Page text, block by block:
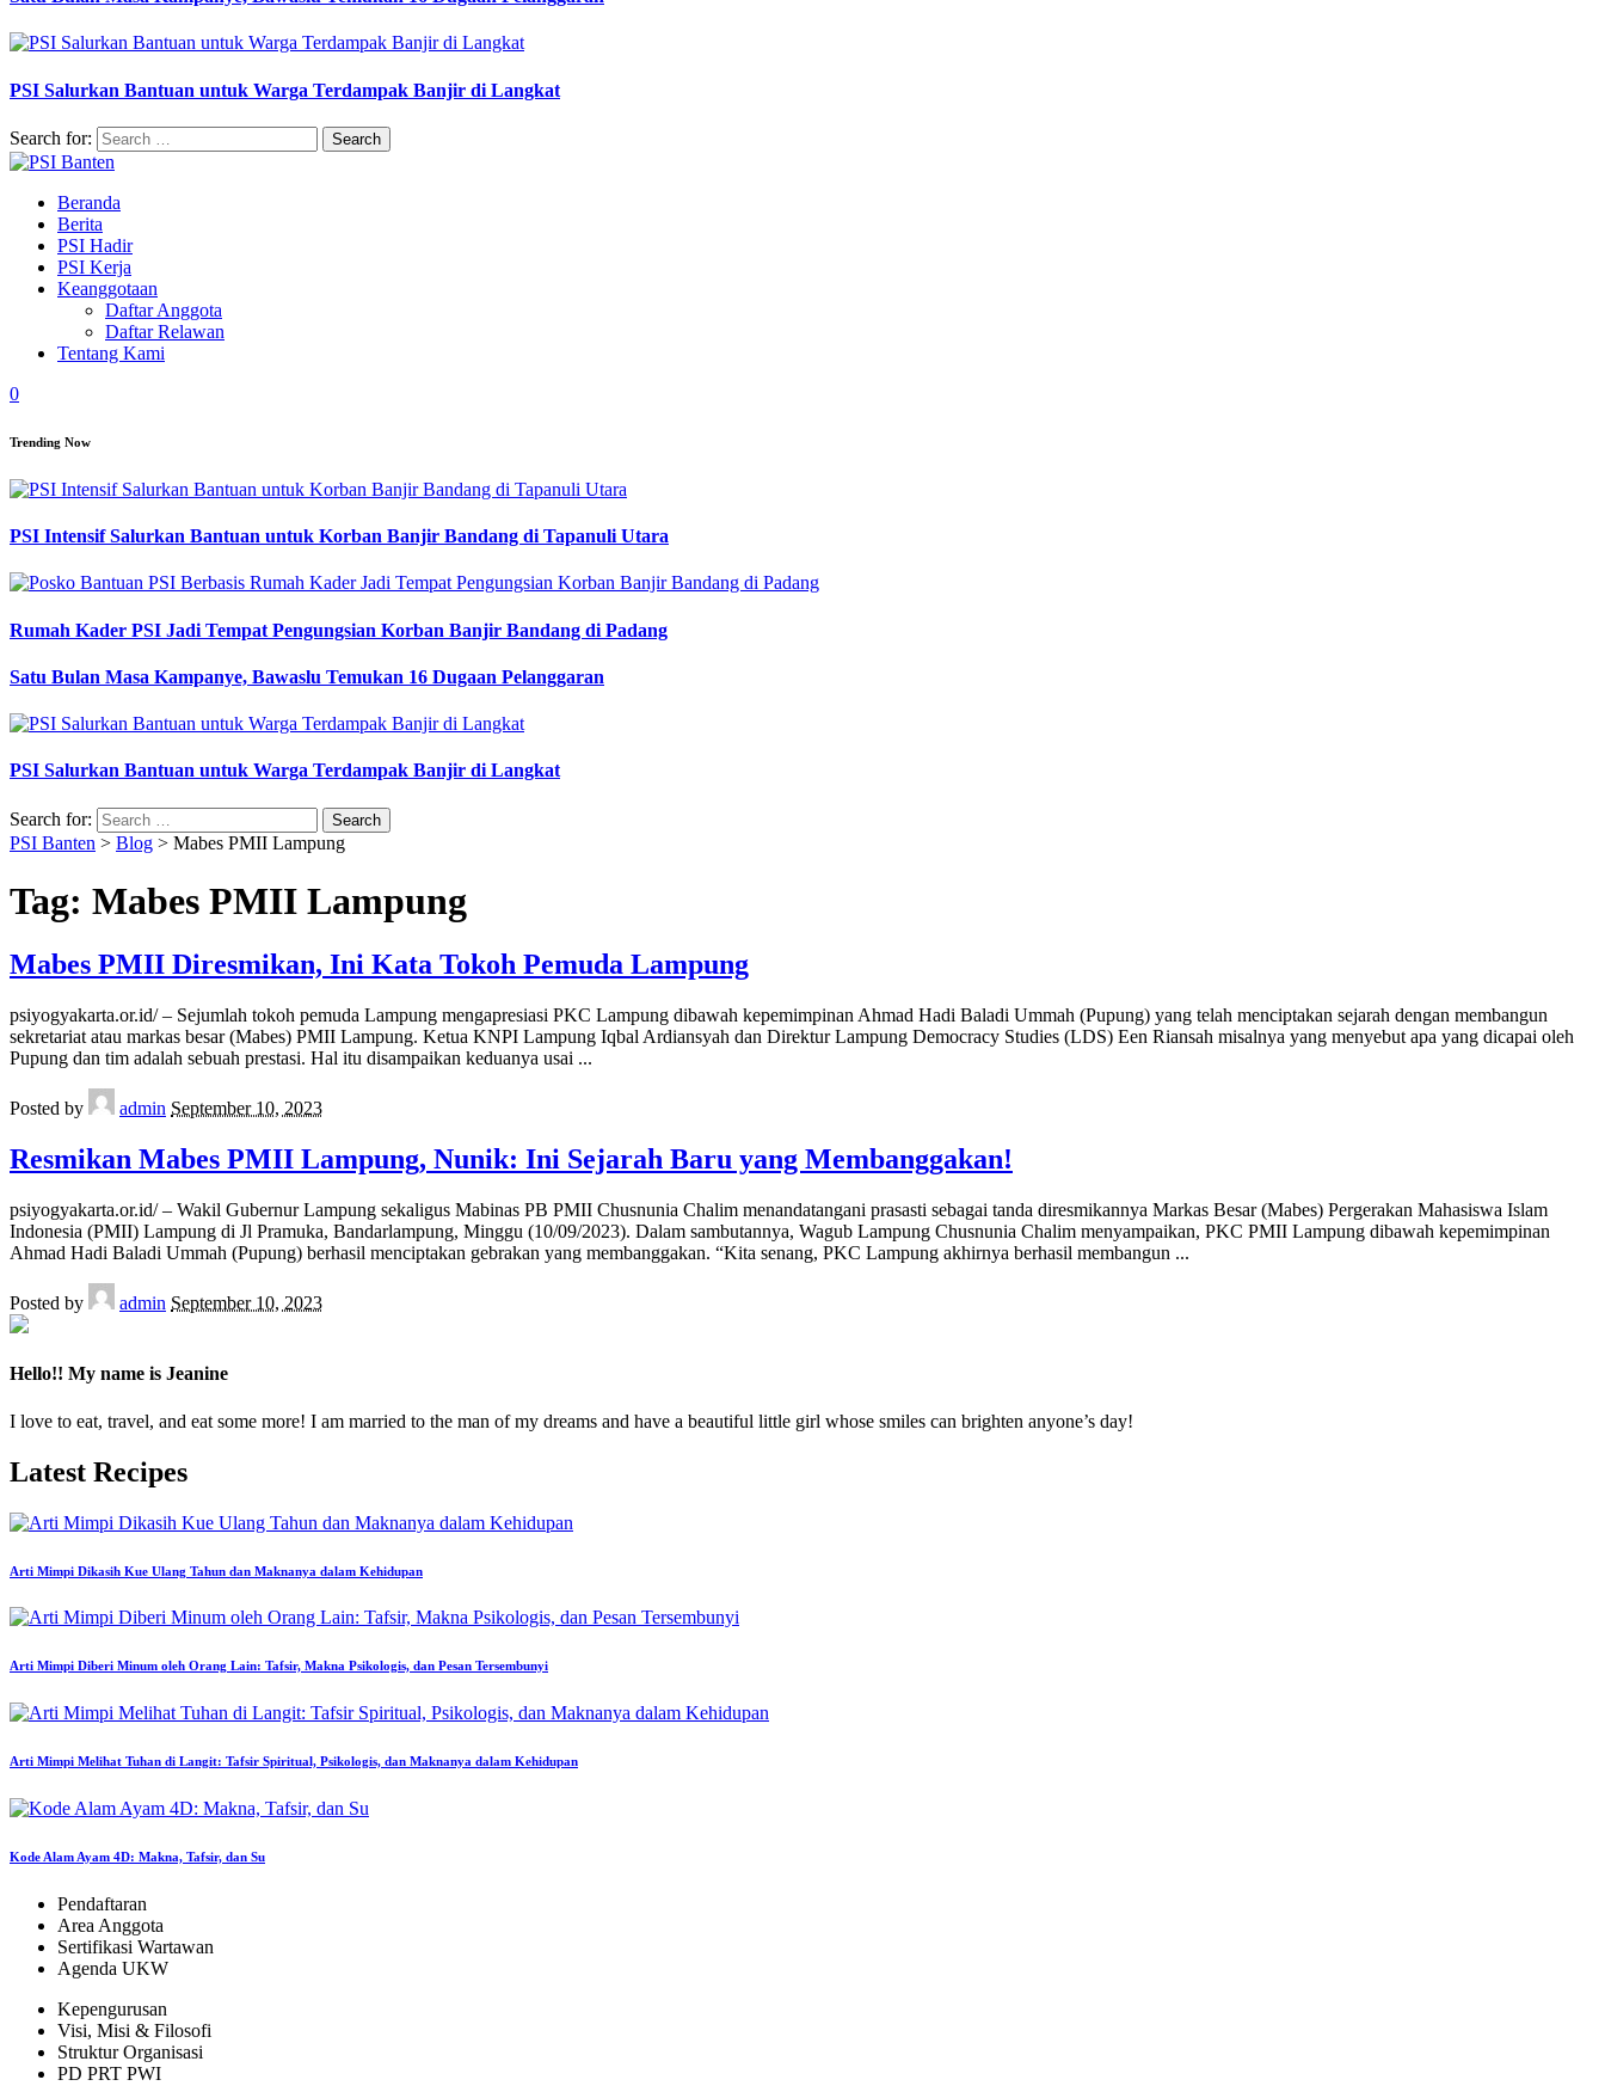
PSI Salurkan Bantuan untuk Warga Terdampak Banjir di Langkat
Search for:
Beranda
Berita
PSI Hadir
PSI Kerja
Keanggotaan
Daftar Anggota
Daftar Relawan
Tentang Kami
0
Trending Now
PSI Intensif Salurkan Bantuan untuk Korban Banjir Bandang di Tapanuli Utara
Rumah Kader PSI Jadi Tempat Pengungsian Korban Banjir Bandang di Padang
Satu Bulan Masa Kampanye, Bawaslu Temukan 16 Dugaan Pelanggaran
PSI Salurkan Bantuan untuk Warga Terdampak Banjir di Langkat
Search for:
PSI Banten > Blog > Mabes PMII Lampung
Tag: Mabes PMII Lampung
Mabes PMII Diresmikan, Ini Kata Tokoh Pemuda Lampung
psiyogyakarta.or.id/ – Sejumlah tokoh pemuda Lampung mengapresiasi PKC Lampung dibawah kepemimpinan Ahmad Hadi Baladi Ummah (Pupung) yang telah menciptakan sejarah dengan membangun
sekretariat atau markas besar (Mabes) PMII Lampung. Ketua KNPI Lampung Iqbal Ardiansyah dan Direktur Lampung Democracy Studies (LDS) Een Riansah misalnya yang menyebut apa yang dicapai oleh
Pupung dan tim adalah sebuah prestasi. Hal itu disampaikan keduanya usai ...
Posted by admin September 10, 2023
Resmikan Mabes PMII Lampung, Nunik: Ini Sejarah Baru yang Membanggakan!
psiyogyakarta.or.id/ – Wakil Gubernur Lampung sekaligus Mabinas PB PMII Chusnunia Chalim menandatangani prasasti sebagai tanda diresmikannya Markas Besar (Mabes) Pergerakan Mahasiswa Islam
Indonesia (PMII) Lampung di Jl Pramuka, Bandarlampung, Minggu (10/09/2023). Dalam sambutannya, Wagub Lampung Chusnunia Chalim menyampaikan, PKC PMII Lampung dibawah kepemimpinan
Ahmad Hadi Baladi Ummah (Pupung) berhasil menciptakan gebrakan yang membanggakan. “Kita senang, PKC Lampung akhirnya berhasil membangun ...
Posted by admin September 10, 2023
Hello!! My name is Jeanine
I love to eat, travel, and eat some more! I am married to the man of my dreams and have a beautiful little girl whose smiles can brighten anyone’s day!
Latest Recipes
Arti Mimpi Dikasih Kue Ulang Tahun dan Maknanya dalam Kehidupan
Arti Mimpi Diberi Minum oleh Orang Lain: Tafsir, Makna Psikologis, dan Pesan Tersembunyi
Arti Mimpi Melihat Tuhan di Langit: Tafsir Spiritual, Psikologis, dan Maknanya dalam Kehidupan
Kode Alam Ayam 4D: Makna, Tafsir, dan Su
Pendaftaran
Area Anggota
Sertifikasi Wartawan
Agenda UKW
Kepengurusan
Visi, Misi & Filosofi
Struktur Organisasi
PD PRT PWI